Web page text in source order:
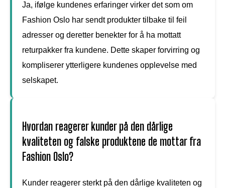
Ja, ifølge kundenes erfaringer virker det som om
Fashion Oslo har sendt produkter tilbake til feil
adresser og deretter benekter for å ha mottatt
returpakker fra kundene. Dette skaper forvirring og
kompliserer ytterligere kundenes opplevelse med
selskapet.
Hvordan reagerer kunder på den dårlige
kvaliteten og falske produktene de mottar fra
Fashion Oslo?
Kunder reagerer sterkt på den dårlige kvaliteten og